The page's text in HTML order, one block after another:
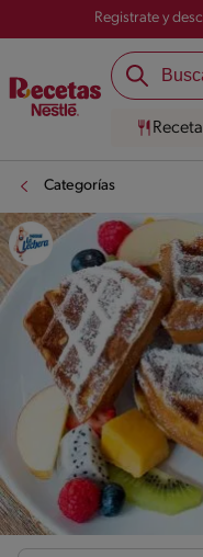
Registrate y
Categorías